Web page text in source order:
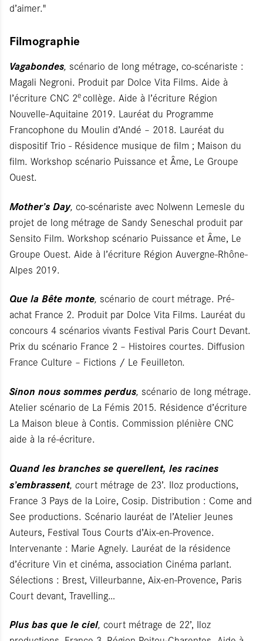
d’aimer."
Filmographie
Vagabondes, scénario de long métrage, co-scénariste :
Magali Negroni. Produit par Dolce Vita Films. Aide à
l’écriture CNC 2e collège. Aide à l’écriture Région
Nouvelle-Aquitaine 2019. Lauréat du Programme
Francophone du Moulin d’Andé – 2018. Lauréat du
dispositif Trio - Résidence musique de film ; Maison du
film. Workshop scénario Puissance et Âme, Le Groupe
Ouest.
Mother’s Day, co-scénariste avec Nolwenn Lemesle du
projet de long métrage de Sandy Seneschal produit par
Sensito Film. Workshop scénario Puissance et Âme, Le
Groupe Ouest. Aide à l’écriture Région Auvergne-Rhône-
Alpes 2019.
Que la Bête monte, scénario de court métrage. Pré-
achat France 2. Produit par Dolce Vita Films. Lauréat du
concours 4 scénarios vivants Festival Paris Court Devant.
Prix du scénario France 2 – Histoires courtes. Diffusion
France Culture – Fictions / Le Feuilleton.
Sinon nous sommes perdus, scénario de long métrage.
Atelier scénario de La Fémis 2015. Résidence d’écriture
La Maison bleue à Contis. Commission plénière CNC
aide à la ré-écriture.
Quand les branches se querellent, les racines
s’embrassent, court métrage de 23’. Iloz productions,
France 3 Pays de la Loire, Cosip. Distribution : Come and
See productions. Scénario lauréat de l’Atelier Jeunes
Auteurs, Festival Tous Courts d’Aix-en-Provence.
Intervenante : Marie Agnely. Lauréat de la résidence
d’écriture Vin et cinéma, association Cinéma parlant.
Sélections : Brest, Villeurbanne, Aix-en-Provence, Paris
Court devant, Travelling…
Plus bas que le ciel, court métrage de 22’, Iloz